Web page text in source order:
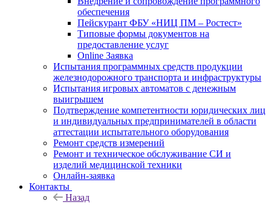
обеспечения
Пейскурант ФБУ «НИЦ ПМ – Ростест»
Типовые формы документов на
предоставление услуг
Online Заявка
Испытания программных средств продукции
железнодорожного транспорта и инфраструктуры
Испытания игровых автоматов с денежным
выигрышем
Подтверждение компетентности юридических лиц
и индивидуальных предпринимателей в области
аттестации испытательного оборудования
Ремонт средств измерений
Ремонт и техническое обслуживание СИ и
изделий медицинской техники
Онлайн-заявка
Контакты
Назад